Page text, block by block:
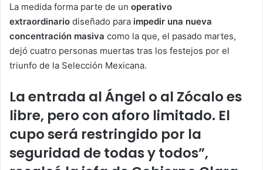
La medida forma parte de un operativo
extraordinario diseñado para impedir una nueva
concentración masiva como la que, el pasado martes,
dejó cuatro personas muertas tras los festejos por el
triunfo de la Selección Mexicana.
La entrada al Ángel o al Zócalo es
libre, pero con aforo limitado. El
cupo será restringido por la
seguridad de todas y todos”,